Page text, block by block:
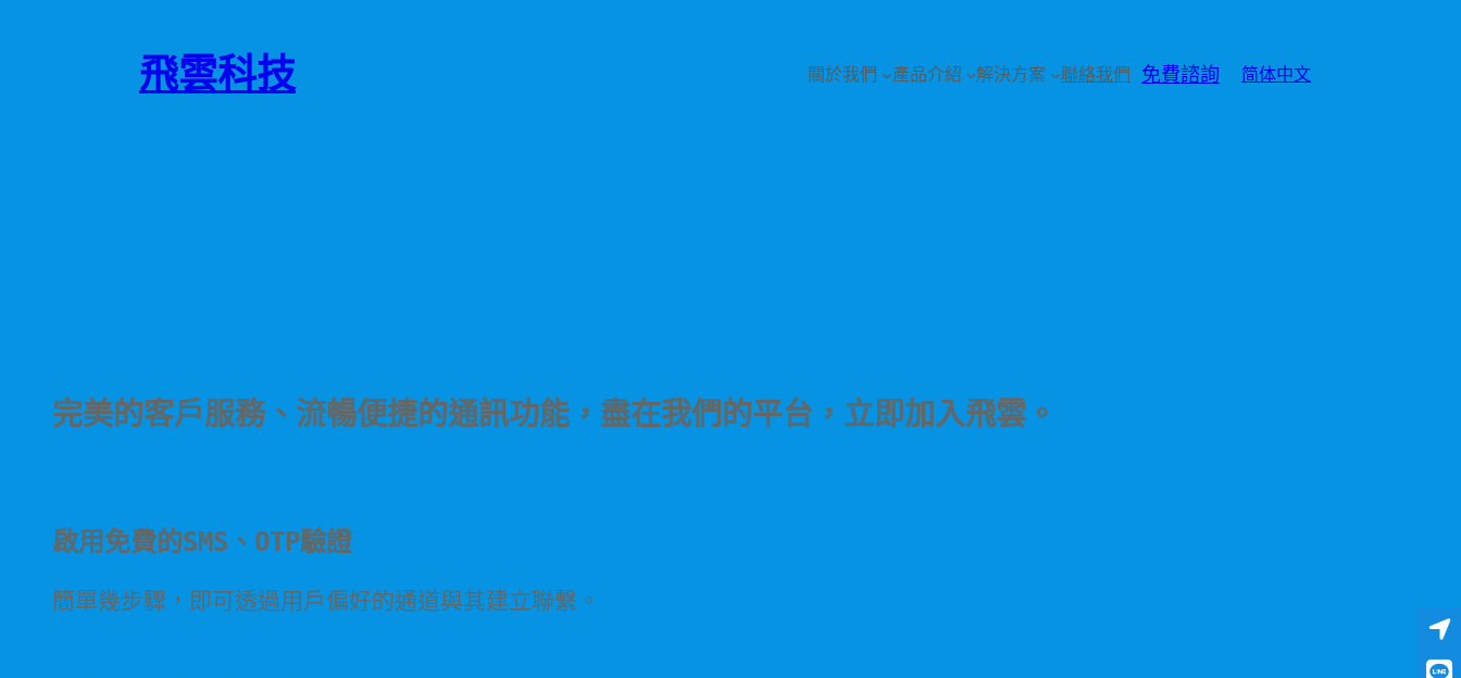
飛雲科技 關於我們 產品介紹 解決方案 聯絡我們 免費諮詢 简体中文
完美的客戶服務、流暢便捷的通訊功能，盡在我們的平台，立即加入飛雲。
啟用免費的SMS、OTP驗證
簡單幾步驟，即可透過用戶偏好的通道與其建立聯繫。